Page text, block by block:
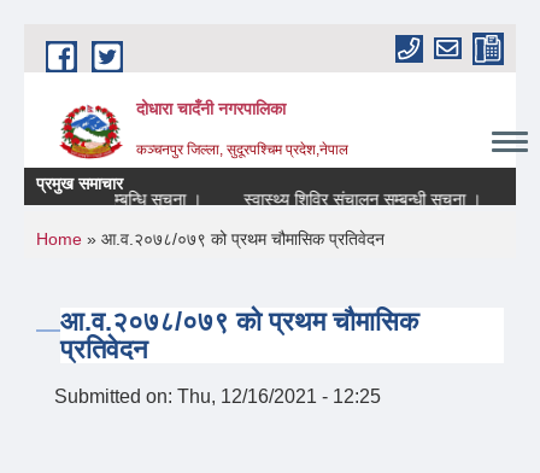
Skip to main content
दोधारा चादँनी नगरपालिका
कञ्चनपुर जिल्ला, सुदूरपश्चिम प्रदेश,नेपाल
प्रमुख समाचार
बन्द रहने सम्बन्धि सूचना ।
स्वास्थ्य शिविर संचालन सम्बन्धी सूचना ।
You are here
Home » आ.व.२०७८/०७९ को प्रथम चौमासिक प्रतिवेदन
आ.व.२०७८/०७९ को प्रथम चौमासिक
प्रतिवेदन
Submitted on: Thu, 12/16/2021 - 12:25